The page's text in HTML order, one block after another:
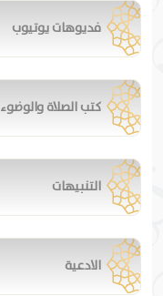
فديوهات يوتيوب
كتب الصلاة والوضوء
التنبيهات
الادعية